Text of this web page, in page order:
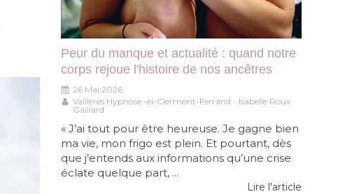
Peur du manque et actualité : quand notre
corps rejoue l'histoire de nos ancêtres
26 Mai 2026
Vallières Hypnose -ei-Clermont-Ferrand - Isabelle Roux
Gaillard
« J’ai tout pour être heureuse. Je gagne bien
ma vie, mon frigo est plein. Et pourtant, dès
que j’entends aux informations qu’une crise
éclate quelque part, ...
Lire l'article